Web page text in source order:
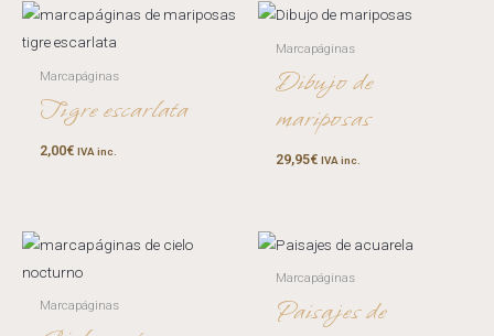
Marcapáginas
Tigre escarlata
2,00€ IVA inc.
Marcapáginas
Dibujo de
mariposas
29,95€ IVA inc.
Marcapáginas
Marcapáginas
Paisajes de